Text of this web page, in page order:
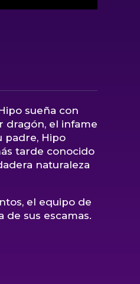
sueña con
dragón, el infame
padre, Hipo
tarde conocido
naturaleza
el equipo de
de sus escamas.